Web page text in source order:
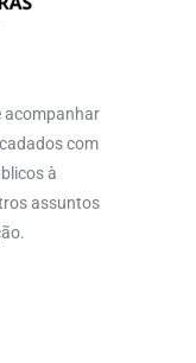
acompanhar
com
à
assuntos